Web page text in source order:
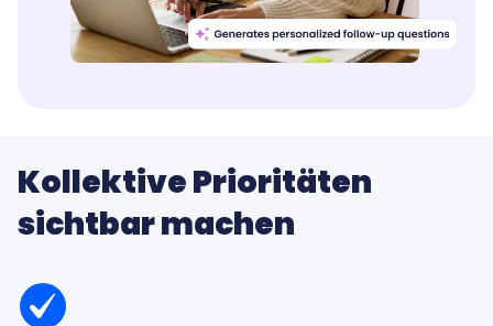
Kollektive Prioritäten
sichtbar machen